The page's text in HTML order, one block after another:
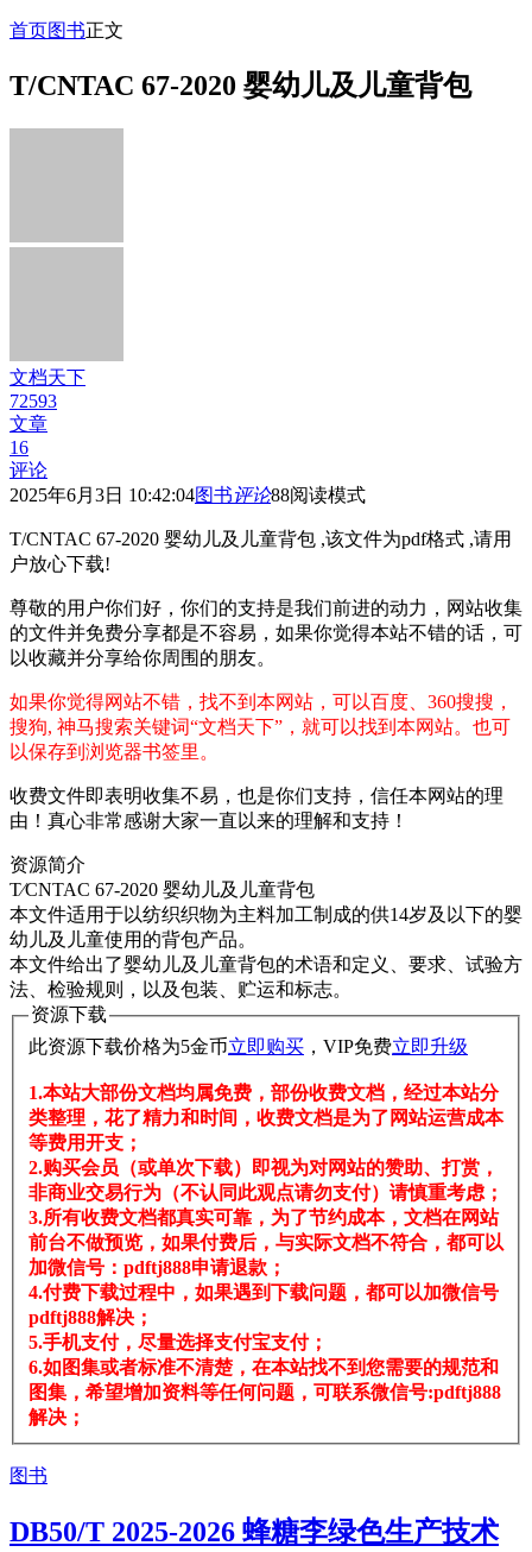
首页图书正文
T/CNTAC 67-2020 婴幼儿及儿童背包
文档天下
72593
文章
16
评论
2025年6月3日 10:42:04图书评论88阅读模式
T/CNTAC 67-2020 婴幼儿及儿童背包 ,该文件为pdf格式 ,请用
户放心下载!
尊敬的用户你们好，你们的支持是我们前进的动力，网站收集
的文件并免费分享都是不容易，如果你觉得本站不错的话，可
以收藏并分享给你周围的朋友。
如果你觉得网站不错，找不到本网站，可以百度、360搜搜，
搜狗, 神马搜索关键词“文档天下”，就可以找到本网站。也可
以保存到浏览器书签里。
收费文件即表明收集不易，也是你们支持，信任本网站的理
由！真心非常感谢大家一直以来的理解和支持！
资源简介
T∕CNTAC 67-2020 婴幼儿及儿童背包
本文件适用于以纺织织物为主料加工制成的供14岁及以下的婴
幼儿及儿童使用的背包产品。
本文件给出了婴幼儿及儿童背包的术语和定义、要求、试验方
法、检验规则，以及包装、贮运和标志。
资源下载
此资源下载价格为5金币立即购买 ，VIP免费立即升级
1.本站大部份文档均属免费，部份收费文档，经过本站分
类整理，花了精力和时间，收费文档是为了网站运营成本
等费用开支；
2.购买会员（或单次下载）即视为对网站的赞助、打赏，
非商业交易行为（不认同此观点请勿支付）请慎重考虑；
3.所有收费文档都真实可靠，为了节约成本，文档在网站
前台不做预览，如果付费后，与实际文档不符合，都可以
加微信号：pdftj888申请退款；
4.付费下载过程中，如果遇到下载问题，都可以加微信号
pdftj888解决；
5.手机支付，尽量选择支付宝支付；
6.如图集或者标准不清楚，在本站找不到您需要的规范和
图集，希望增加资料等任何问题，可联系微信号:pdftj888
解决；
图书
DB50/T 2025-2026 蜂糖李绿色生产技术